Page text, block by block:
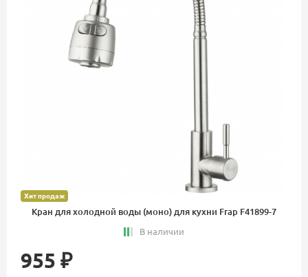
Хит продаж
Кран для холодной воды (моно) для кухни Frap F41899-7
В наличии
955 ₽